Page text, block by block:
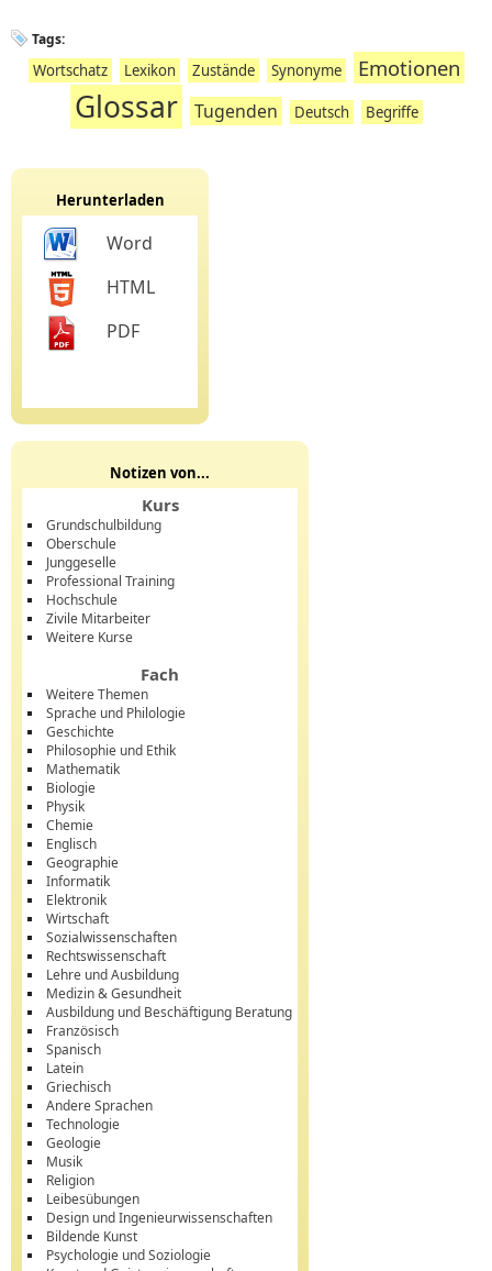
Tags:
Wortschatz Lexikon Zustände Synonyme Emotionen
Glossar Tugenden Deutsch Begriffe
Herunterladen
Word
HTML
PDF
Notizen von...
Kurs
Grundschulbildung
Oberschule
Junggeselle
Professional Training
Hochschule
Zivile Mitarbeiter
Weitere Kurse
Fach
Weitere Themen
Sprache und Philologie
Geschichte
Philosophie und Ethik
Mathematik
Biologie
Physik
Chemie
Englisch
Geographie
Informatik
Elektronik
Wirtschaft
Sozialwissenschaften
Rechtswissenschaft
Lehre und Ausbildung
Medizin & Gesundheit
Ausbildung und Beschäftigung Beratung
Französisch
Spanisch
Latein
Griechisch
Andere Sprachen
Technologie
Geologie
Musik
Religion
Leibesübungen
Design und Ingenieurwissenschaften
Bildende Kunst
Psychologie und Soziologie